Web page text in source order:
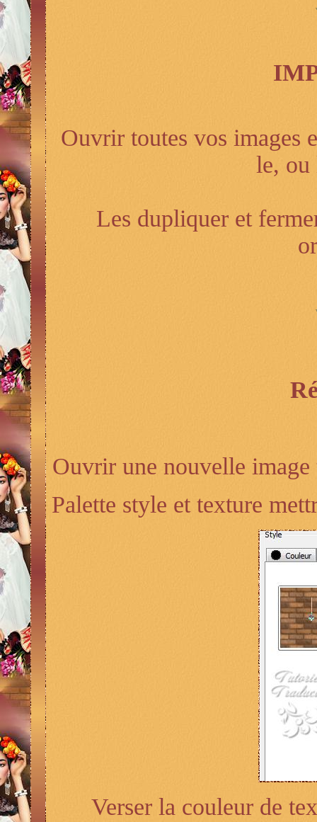
Ouvrir toutes vos images
le, ou
Les dupliquer et
Ouvrir une nouvelle image
Palette style et texture
Verser la couleur de